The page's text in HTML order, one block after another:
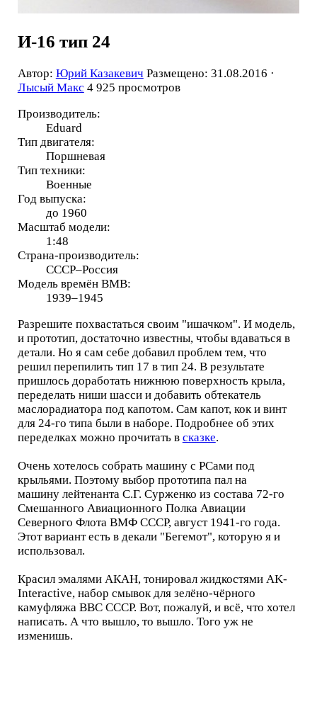
И-16 тип 24
Автор: Юрий Казакевич Размещено: 31.08.2016 ·
Лысый Макс 4 925 просмотров
Производитель:
Eduard
Тип двигателя:
Поршневая
Тип техники:
Военные
Год выпуска:
до 1960
Масштаб модели:
1:48
Страна-производитель:
СССР–Россия
Модель времён ВМВ:
1939–1945
Разрешите похвастаться своим "ишачком". И модель,
и прототип, достаточно известны, чтобы вдаваться в
детали. Но я сам себе добавил проблем тем, что
решил перепилить тип 17 в тип 24. В результате
пришлось доработать нижнюю поверхность крыла,
переделать ниши шасси и добавить обтекатель
маслорадиатора под капотом. Сам капот, кок и винт
для 24-го типа были в наборе. Подробнее об этих
переделках можно прочитать в сказке.
Очень хотелось собрать машину с РСами под
крыльями. Поэтому выбор прототипа пал на
машину лейтенанта С.Г. Сурженко из состава 72-го
Смешанного Авиационного Полка Авиации
Северного Флота ВМФ СССР, август 1941-го года.
Этот вариант есть в декали "Бегемот", которую я и
использовал.
Красил эмалями АКАН, тонировал жидкостями AK-
Interactive, набор смывок для зелёно-чёрного
камуфляжа ВВС СССР. Вот, пожалуй, и всё, что хотел
написать. А что вышло, то вышло. Того уж не
изменишь.